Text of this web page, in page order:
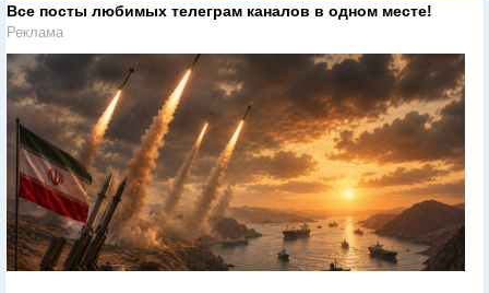
Все посты любимых телеграм каналов в одном месте!
Реклама